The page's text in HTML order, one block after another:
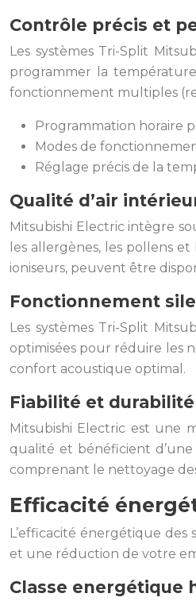
Contrôle précis et
Les systèmes Tri-Split
programmer la
fonctionnement multiples
Programmation horaire
Modes de
Réglage précis de la
Qualité d’air
Mitsubishi Electric intègre
les allergènes, les pollens
ioniseurs, peuvent être
Fonctionnement
Les systèmes Tri-Split
optimisées pour réduire les
confort acoustique optimal.
Fiabilité et
Mitsubishi Electric est une
qualité et bénéficient
comprenant le nettoyage
Efficacité
L’efficacité énergétique
et une réduction de votre
Classe energétique